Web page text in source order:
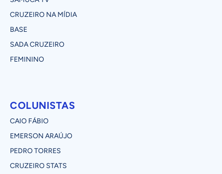
CRUZEIRO NA MÍDIA
BASE
SADA CRUZEIRO
FEMININO
COLUNISTAS
CAIO FÁBIO
EMERSON ARAÚJO
PEDRO TORRES
CRUZEIRO STATS